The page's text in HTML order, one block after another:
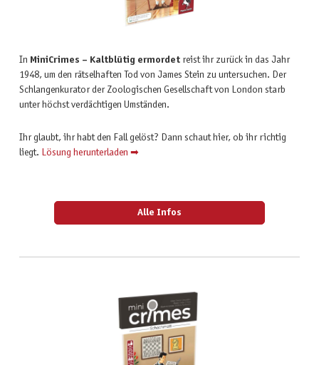
In MiniCrimes – Kaltblütig ermordetreist ihr zurück in das Jahr
1948, um den rätselhaften Tod von James Stein zu untersuchen. Der
Schlangenkurator der Zoologischen Gesellschaft von London starb
unter höchst verdächtigen Umständen.
Ihr glaubt, ihr habt den Fall gelöst? Dann schaut hier, ob ihr richtig
liegt. Lösung herunterladen ➡
Alle Infos